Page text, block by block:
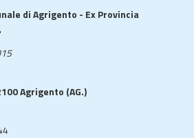
di Agrigento - Ex Provincia
Agrigento (AG.)